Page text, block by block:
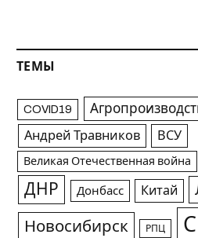
ТЕМЫ
COVID19
Андрей Травников ВСУ
Великая Отечественная война
ДНР Донбасс Китай
Новосибирск РПЦ